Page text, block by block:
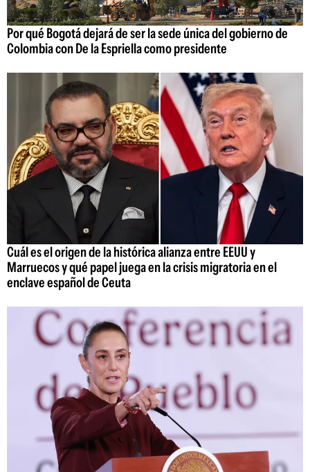
Por qué Bogotá dejará de ser la sede única del gobierno de
Colombia con De la Espriella como presidente
Cuál es el origen de la histórica alianza entre EEUU y
Marruecos y qué papel juega en la crisis migratoria en el
enclave español de Ceuta